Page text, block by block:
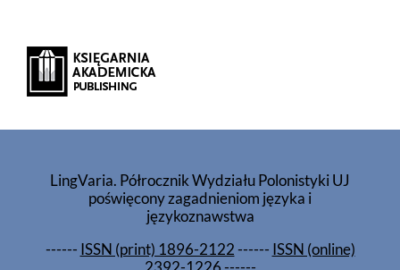
LingVaria. Półrocznik Wydziału Polonistyki UJ
poświęcony zagadnieniom języka i
językoznawstwa
------ ISSN (print) 1896-2122------ ISSN (online)